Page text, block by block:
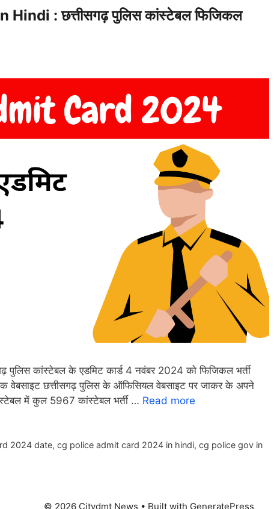
: छत्तीसगढ़ पुलिस कांस्टेबल फिजिकल
कांस्टेबल के एडमिट कार्ड 4 नवंबर 2024 को फिजिकल भर्ती
वेबसाइट छत्तीसगढ़ पुलिस के ऑफिसियल वेबसाइट पर जाकर के अपने
में कुल 5967 कांस्टेबल भर्ती … Read more
2024 date,cg police admit card 2024 in hindi,cg police gov in
© 2026 Citydmt News • Built with GeneratePress